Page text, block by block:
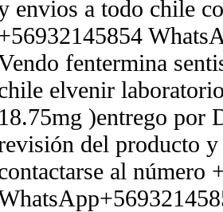
envios a todo chile
fentermina
elvenir
18.75mg )entrego por
del producto
al número